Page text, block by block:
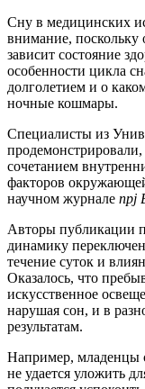
Сну в медицинских
внимание, поскольку
зависит состояние
особенности цикла
долголетием и о
ночные кошмары.
Специалисты из
сочетанием
факторов
научном журнале npj
Авторы публикации
динамику
течение суток и
Оказалось, что
искусственное
нарушая сон, и в
результатам.
Например, младенцы
не удается уложить